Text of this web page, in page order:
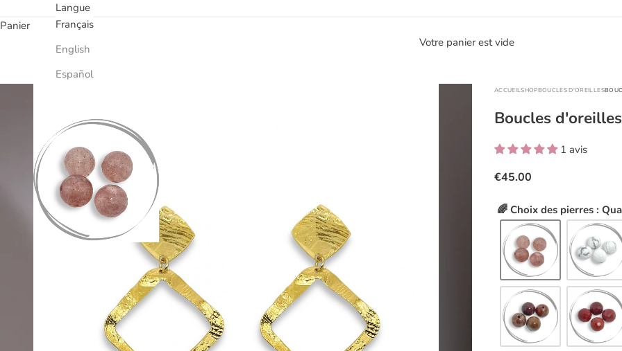
Langue
Français
English
Español
Panier
Votre panier est vide
ACCUEILSHOPBOUCLES D'OREILLES
Boucles
1 avis
€45.00
🌈 Choix des pierres :